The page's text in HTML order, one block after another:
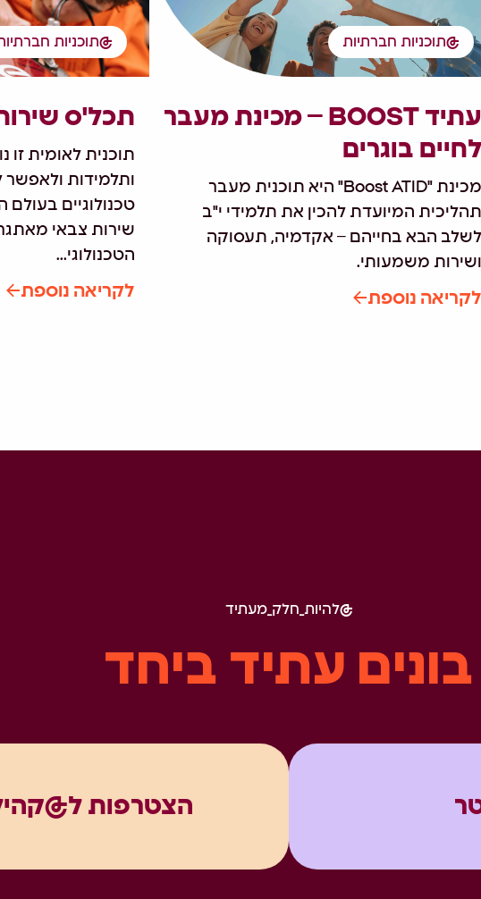
תוכניות חברתיות
עתיד BOOST – מכינת מעבר
לחיים בוגרים
מכינת "Boost ATID" היא תוכנית מעבר
תהליכית המיועדת להכין את תלמידי י"ב
לשלב הבא בחייהם – אקדמיה, תעסוקה
ושירות משמעותי.
לקריאה נוספת
תוכניות
תכל'ס
תוכנית לאומית זו
ותלמידות
טכנולוגיים
שירות צבאי
הטכנולוגי...
לקריאה נוספת
להיות_חלק_מעתיד
בונים עתיד ביחד
הצטרפות